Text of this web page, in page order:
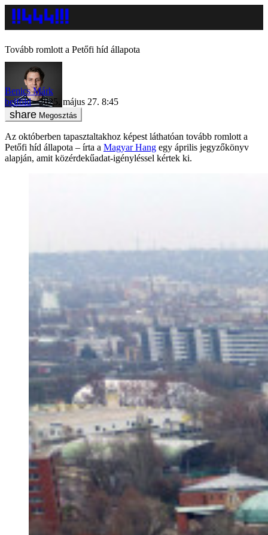
Tovább romlott a Petőfi híd állapota
Benics Márk
belföld
2025. május 27. 8:45
Megosztás
Az októberben tapasztaltakhoz képest láthatóan tovább romlott a
Petőfi híd állapota – írta a Magyar Hang egy április jegyzőkönyv
alapján, amit közérdekűadat-igényléssel kértek ki.